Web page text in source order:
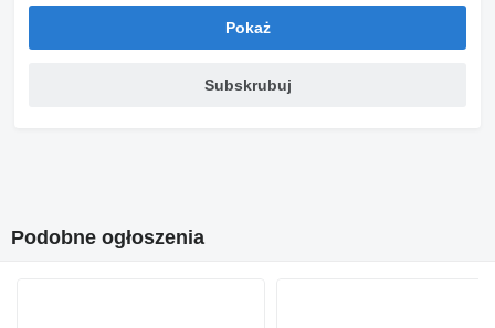
Pokaż
Subskrubuj
Podobne ogłoszenia